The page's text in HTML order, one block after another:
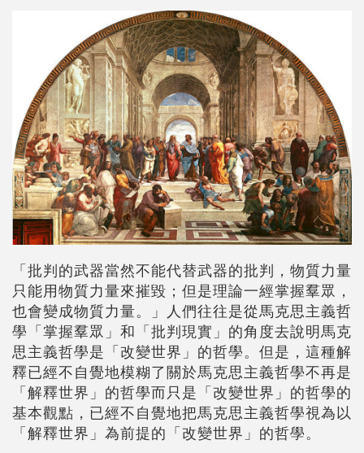
「批判的武器當然不能代替武器的批判，物質力量
只能用物質力量來摧毀；但是理論一經掌握羣眾，
也會變成物質力量。」人們往往是從馬克思主義哲
學「掌握羣眾」和「批判現實」的角度去說明馬克
思主義哲學是「改變世界」的哲學。但是，這種解
釋已經不自覺地模糊了關於馬克思主義哲學不再是
「解釋世界」的哲學而只是「改變世界」的哲學的
基本觀點，已經不自覺地把馬克思主義哲學視為以
「解釋世界」為前提的「改變世界」的哲學。